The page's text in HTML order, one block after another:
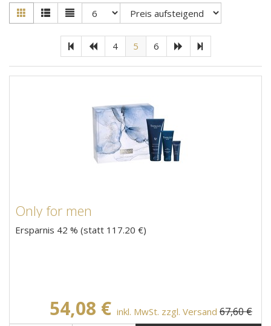
4 5 6
Only for men
Ersparnis 42 % (statt 117.20 €)
54,08 € inkl. MwSt. zzgl. Versand 67,60 €